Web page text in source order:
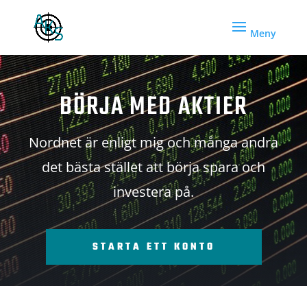
BÖRJA MED AKTIER
Nordnet är enligt mig och många andra
det bästa stället att börja spara och
investera på.
STARTA ETT KONTO